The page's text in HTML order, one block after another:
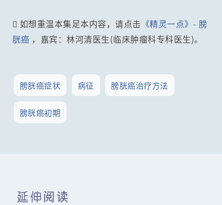
 如想重温本集足本内容，请点击 《精灵一点》- 膀
胱癌 ，嘉宾：林河清医生(临床肿瘤科专科医生)。
膀胱癌症状 病征 膀胱癌治疗方法
膀胱癌初期
延伸阅读